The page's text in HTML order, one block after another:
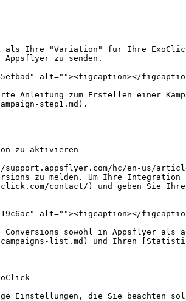
als Ihre "Variation" für Ihre
zu senden.
alt=""><figcaption></
Anleitung zum Erstellen einer
step1.md).
zu aktivieren
hc/en-us/
zu melden. Um Ihre
contact/) und geben
alt=""><figcaption></
sowohl in Appsflyer
campaigns-list.md) und Ihren
Einstellungen, die Sie beachten